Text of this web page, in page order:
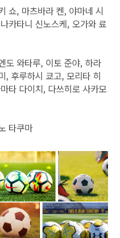
쇼, 마츠바라 켄, 야마네 시
카타니 신노스케, 오가와 료
도 와타루, 이토 준야, 하라
, 후루하시 쿄고, 모리타 히
타 다이치, 다쓰히로 사카모
타쿠마